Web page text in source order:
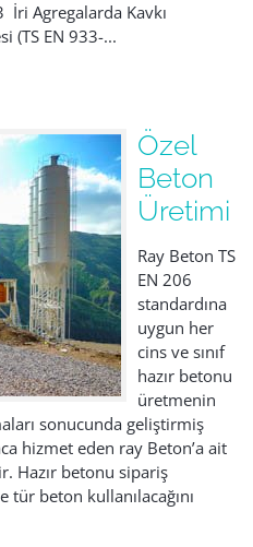
İri Agregalarda Kavkı
(TS EN 933-...
Özel
Beton
Üretimi
Ray Beton TS
EN 206
standardına
uygun her
cins ve sınıf
hazır betonu
üretmenin
sonucunda geliştirmiş
hizmet eden ray Beton’a ait
Hazır betonu sipariş
tür beton kullanılacağını